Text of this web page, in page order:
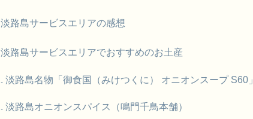
淡路島サービスエリアの感想
淡路島サービスエリアでおすすめのお土産
淡路島名物「御食国（みけつくに） オニオンスープ S60」
淡路島オニオンスパイス（鳴門千鳥本舗）